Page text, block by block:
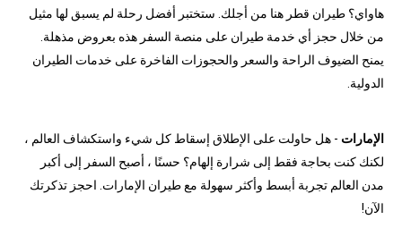
هاواي؟ طيران قطر هنا من أجلك. ستختبر أفضل رحلة لم يسبق لها مثيل
من خلال حجز أي خدمة طيران على منصة السفر هذه بعروض مذهلة.
يمنح الضيوف الراحة والسعر والحجوزات الفاخرة على خدمات الطيران
الدولية.
الإمارات - هل حاولت على الإطلاق إسقاط كل شيء واستكشاف العالم ،
لكنك كنت بحاجة فقط إلى شرارة إلهام؟ حسنًا ، أصبح السفر إلى أكبر
مدن العالم تجربة أبسط وأكثر سهولة مع طيران الإمارات. احجز تذكرتك
الآن!